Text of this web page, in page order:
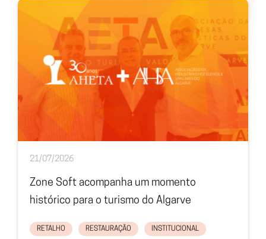
21/07/2026
Zone Soft acompanha um momento
histórico para o turismo do Algarve
RETALHO RESTAURAÇÃO INSTITUCIONAL